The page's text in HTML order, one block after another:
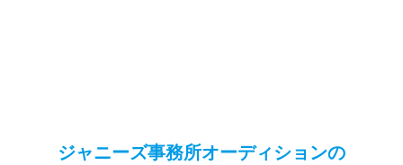
ジャニーズ事務所オーディションの